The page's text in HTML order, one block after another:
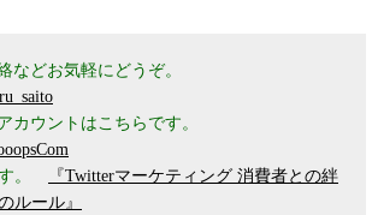
などお気軽にどうぞ。
カウントはこちらです。
す。
『Twitterマーケティング 消費者との絆
ルール』